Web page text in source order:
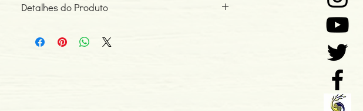
Detalhes do Produto
Lo Scarabeo.